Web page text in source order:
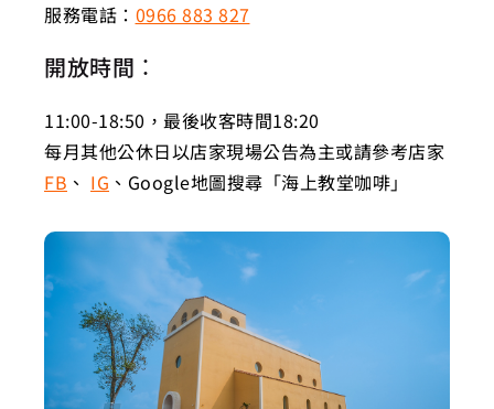
服務電話： 0966 883 827
開放時間：
11:00-18:50，最後收客時間18:20
每月其他公休日以店家現場公告為主或請參考店家
FB 、 IG 、Google地圖搜尋「海上教堂咖啡」